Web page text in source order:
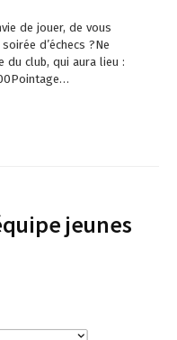
de jouer, de vous
d’échecs ?Ne
du club, qui aura lieu :
jeunes